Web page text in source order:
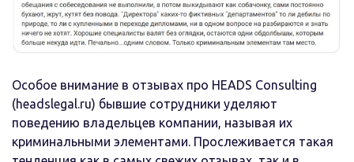
Особое внимание в отзывах про HEADS Consulting
(headslegal.ru) бывшие сотрудники уделяют
поведению владельцев компании, называя их
криминальными элементами. Прослеживается такая